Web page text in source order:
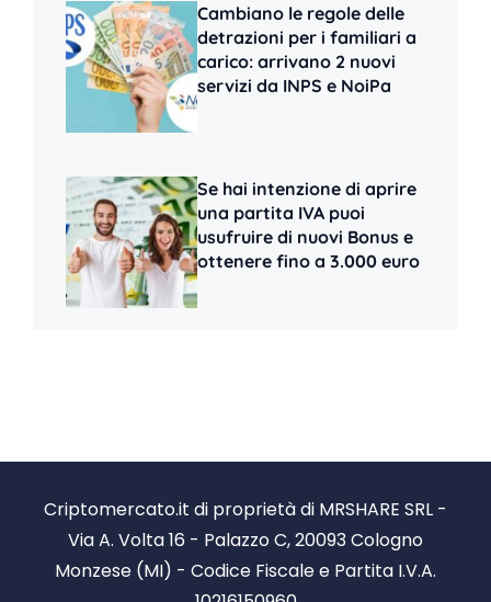
Cambiano le regole delle
detrazioni per i familiari a
carico: arrivano 2 nuovi
servizi da INPS e NoiPa
Se hai intenzione di aprire
una partita IVA puoi
usufruire di nuovi Bonus e
ottenere fino a 3.000 euro
Criptomercato.it di proprietà di MRSHARE SRL -
Via A. Volta 16 - Palazzo C, 20093 Cologno
Monzese (MI) - Codice Fiscale e Partita I.V.A.